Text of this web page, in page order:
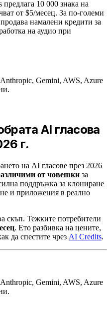
10 000 знака на
от $5/месец. За по-големи
намалени кредити за
на аудио при
Gemini, AWS, Azure
AI гласова
г.
на AI гласове през 2026
от човешки за
поддръжка за клониране
и приложения в реално
скъп. Тежките потребители
. Ето разбивка на цените,
да спестите чрез AI Credits.
Gemini, AWS, Azure